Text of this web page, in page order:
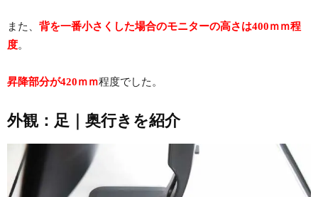
また、 背を一番小さくした場合のモニターの高さは400ｍｍ程
度。
昇降部分が420ｍｍ程度でした。
外観：足｜奥行きを紹介